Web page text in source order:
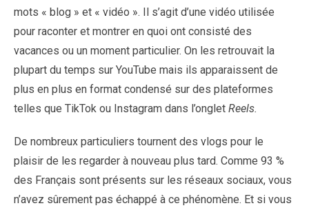
mots « blog » et « vidéo ». Il s’agit d’une vidéo utilisée
pour raconter et montrer en quoi ont consisté des
vacances ou un moment particulier. On les retrouvait la
plupart du temps sur YouTube mais ils apparaissent de
plus en plus en format condensé sur des plateformes
telles que TikTok ou Instagram dans l’onglet Reels.
De nombreux particuliers tournent des vlogs pour le
plaisir de les regarder à nouveau plus tard. Comme 93 %
des Français sont présents sur les réseaux sociaux, vous
n’avez sûrement pas échappé à ce phénomène. Et si vous